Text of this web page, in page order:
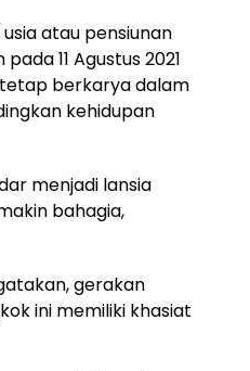
atau pensiunan
11 Agustus 2021
berkarya dalam
kehidupan
menjadi lansia
bahagia,
gerakan
ini memiliki khasiat